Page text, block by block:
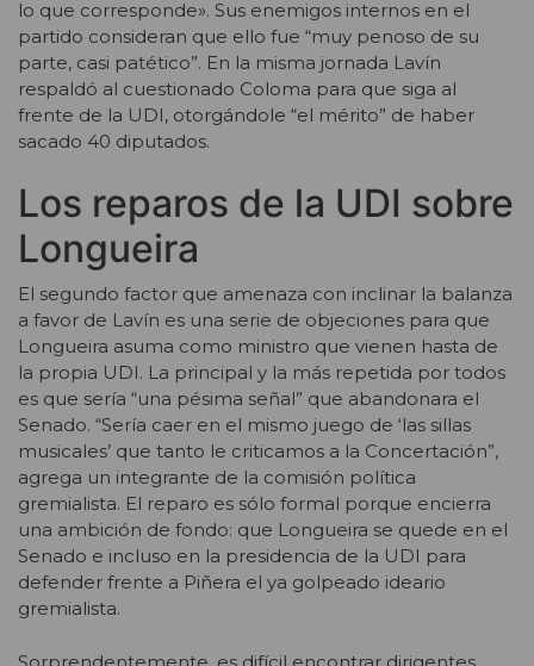
lo que corresponde». Sus enemigos internos en el
partido consideran que ello fue “muy penoso de su
parte, casi patético”. En la misma jornada Lavín
respaldó al cuestionado Coloma para que siga al
frente de la UDI, otorgándole “el mérito” de haber
sacado 40 diputados.
Los reparos de la UDI sobre
Longueira
El segundo factor que amenaza con inclinar la balanza
a favor de Lavín es una serie de objeciones para que
Longueira asuma como ministro que vienen hasta de
la propia UDI. La principal y la más repetida por todos
es que sería “una pésima señal” que abandonara el
Senado. “Sería caer en el mismo juego de ‘las sillas
musicales’ que tanto le criticamos a la Concertación”,
agrega un integrante de la comisión política
gremialista. El reparo es sólo formal porque encierra
una ambición de fondo: que Longueira se quede en el
Senado e incluso en la presidencia de la UDI para
defender frente a Piñera el ya golpeado ideario
gremialista.